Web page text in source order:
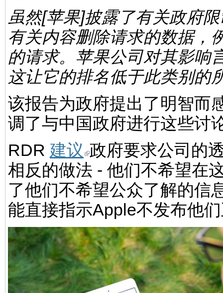
虽然[苹果]披露了有关政府
有关内容删除请求的数据，
的请求。苹果公司对其影响
这让它的排名低于此类别的
该报告为政府提出了明智而
调了与中国政府进行这些讨
RDR 建议 政府要求公司的
相反的做法 - 他们不希望在
了他们不希望公众了解的信
能直接指示Apple不发布他